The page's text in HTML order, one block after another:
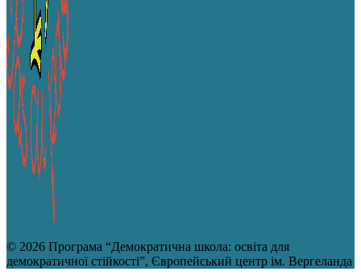
© 2026 Програма “Демократична школа: освіта для
демократичної стійкості”, Європейський центр ім. Вергеланда